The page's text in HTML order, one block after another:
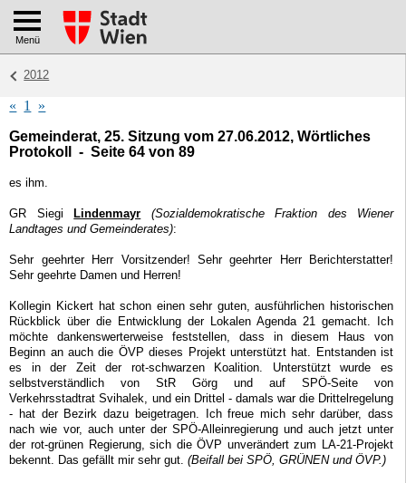
Menü
2012
« 1
»
Gemeinderat, 25. Sitzung vom 27.06.2012, Wörtliches
Protokoll - Seite 64 von 89
es ihm.
GR Siegi Lindenmayr (Sozialdemokratische Fraktion des Wiener
Landtages und Gemeinderates):
Sehr geehrter Herr Vorsitzender! Sehr geehrter Herr Berichterstatter!
Sehr geehrte Damen und Herren!
Kollegin Kickert hat schon einen sehr guten, ausführlichen historischen
Rückblick über die Entwicklung der Lokalen Agenda 21 gemacht. Ich
möchte dankenswerterweise feststellen, dass in diesem Haus von
Beginn an auch die ÖVP dieses Projekt unterstützt hat. Entstanden ist
es in der Zeit der rot-schwarzen Koalition. Unterstützt wurde es
selbstverständlich von StR Görg und auf SPÖ-Seite von
Verkehrsstadtrat Svihalek, und ein Drittel - damals war die Drittelregelung
- hat der Bezirk dazu beigetragen. Ich freue mich sehr darüber, dass
nach wie vor, auch unter der SPÖ-Alleinregierung und auch jetzt unter
der rot-grünen Regierung, sich die ÖVP unverändert zum LA-21-Projekt
bekennt. Das gefällt mir sehr gut.(Beifall bei SPÖ, GRÜNEN und ÖVP.)